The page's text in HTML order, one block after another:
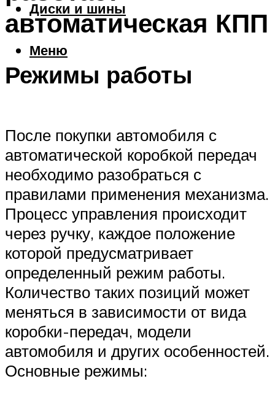
Диски и шины
Меню
автоматическая КПП
Режимы работы
После покупки автомобиля с
автоматической коробкой передач
необходимо разобраться с
правилами применения механизма.
Процесс управления происходит
через ручку, каждое положение
которой предусматривает
определенный режим работы.
Количество таких позиций может
меняться в зависимости от вида
коробки-передач, модели
автомобиля и других особенностей.
Основные режимы: